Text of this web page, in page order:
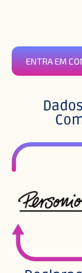
ENTRA EM